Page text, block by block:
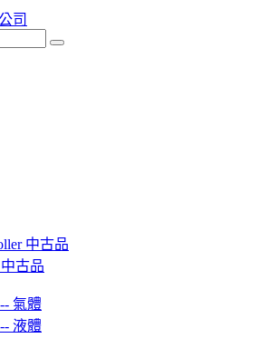
中古品
古品
氣體
液體